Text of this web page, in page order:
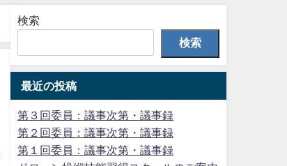
検索
検索
最近の投稿
第３回委員：議事次第・議事録
第２回委員：議事次第・議事録
第１回委員：議事次第・議事録